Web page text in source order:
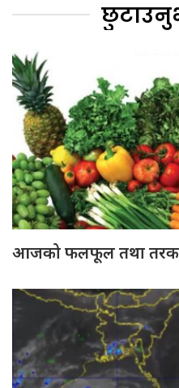
आजको फलफूल तथा